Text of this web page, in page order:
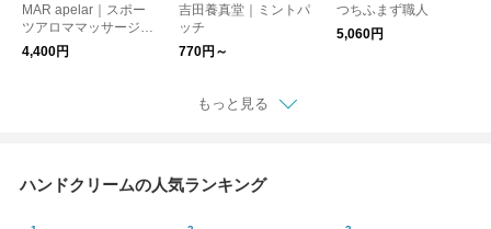
MAR apelar｜スポー
ツアロママッサージオ
イル
4,400円
吉田養真堂｜ミントパ
ッチ
770円～
つちふまず職人
5,060円
もっと見る
ハンドクリームの人気ランキング